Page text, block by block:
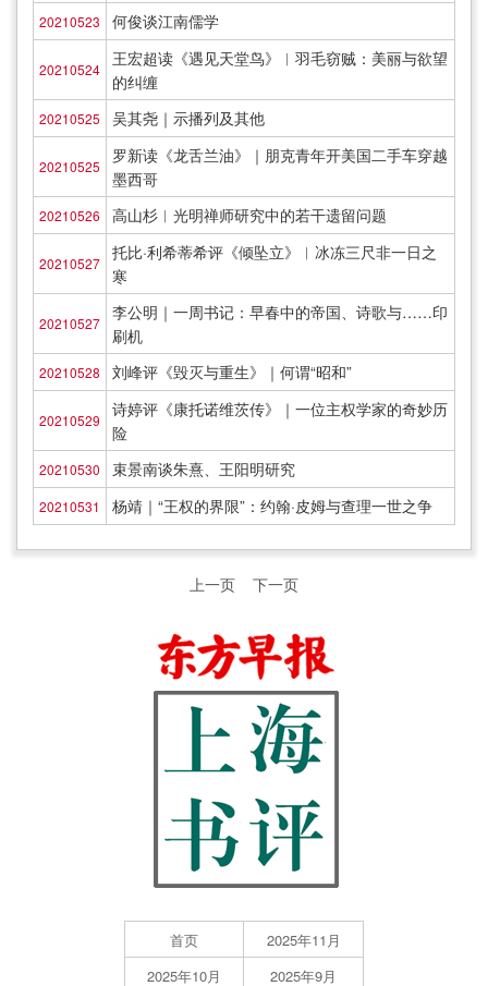
20210523 何俊谈江南儒学
20210524
王宏超读《遇见天堂鸟》︱羽毛窃贼：美丽与欲望
的纠缠
20210525 吴其尧｜示播列及其他
20210525
罗新读《龙舌兰油》｜朋克青年开美国二手车穿越
墨西哥
20210526 高山杉︱光明禅师研究中的若干遗留问题
20210527
托比·利希蒂希评《倾坠立》︱冰冻三尺非一日之
寒
20210527
李公明｜一周书记：早春中的帝国、诗歌与……印
刷机
20210528 刘峰评《毁灭与重生》｜何谓“昭和”
20210529
诗婷评《康托诺维茨传》｜一位主权学家的奇妙历
险
20210530 束景南谈朱熹、王阳明研究
20210531 杨靖｜“王权的界限”：约翰·皮姆与查理一世之争
上一页 下一页
首页
2025年11月
2025年10月
2025年9月